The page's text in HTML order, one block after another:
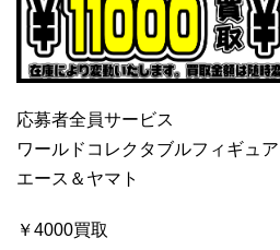
応募者全員サービス
ワールドコレクタブルフィギュア
エース＆ヤマト
￥4000買取